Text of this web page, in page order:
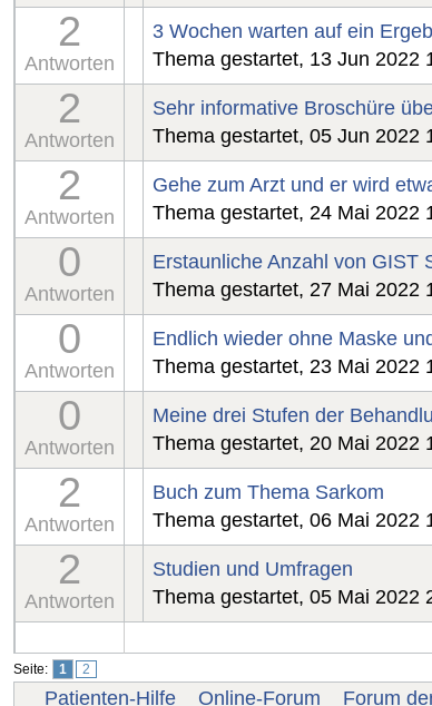
2
Antworten
3 Wochen warten auf ein
Thema gestartet, 13 Jun 2022
2
Antworten
Sehr informative Broschüre
Thema gestartet, 05 Jun 2022
2
Antworten
Gehe zum Arzt und er wird
Thema gestartet, 24 Mai 2022
0
Antworten
Erstaunliche Anzahl von GIST
Thema gestartet, 27 Mai 2022
0
Antworten
Endlich wieder ohne Maske
Thema gestartet, 23 Mai 2022
0
Antworten
Meine drei Stufen der
Thema gestartet, 20 Mai 2022
2
Antworten
Buch zum Thema Sarkom
Thema gestartet, 06 Mai 2022
2
Antworten
Studien und Umfragen
Thema gestartet, 05 Mai 2022
Seite: 1 2
Patienten-Hilfe Online-Forum Forum